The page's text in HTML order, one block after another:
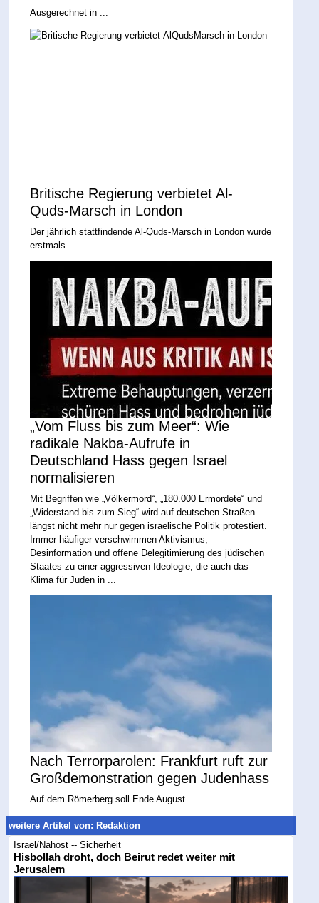
Ausgerechnet in ...
Britische Regierung verbietet Al-
Quds-Marsch in London
Der jährlich stattfindende Al-Quds-Marsch in London wurde
erstmals ...
„Vom Fluss bis zum Meer“: Wie
radikale Nakba-Aufrufe in
Deutschland Hass gegen Israel
normalisieren
Mit Begriffen wie „Völkermord“, „180.000 Ermordete“ und
„Widerstand bis zum Sieg“ wird auf deutschen Straßen
längst nicht mehr nur gegen israelische Politik protestiert.
Immer häufiger verschwimmen Aktivismus,
Desinformation und offene Delegitimierung des jüdischen
Staates zu einer aggressiven Ideologie, die auch das
Klima für Juden in ...
Nach Terrorparolen: Frankfurt ruft zur
Großdemonstration gegen Judenhass
Auf dem Römerberg soll Ende August ...
weitere Artikel von: Redaktion
Israel/Nahost -- Sicherheit
Hisbollah droht, doch Beirut redet weiter mit
Jerusalem